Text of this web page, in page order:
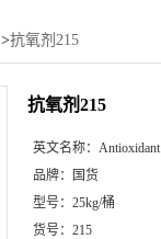
>抗氧剂215
抗氧剂215
英文名称：
品牌：
国货
型号： 25kg/桶
货号： 215